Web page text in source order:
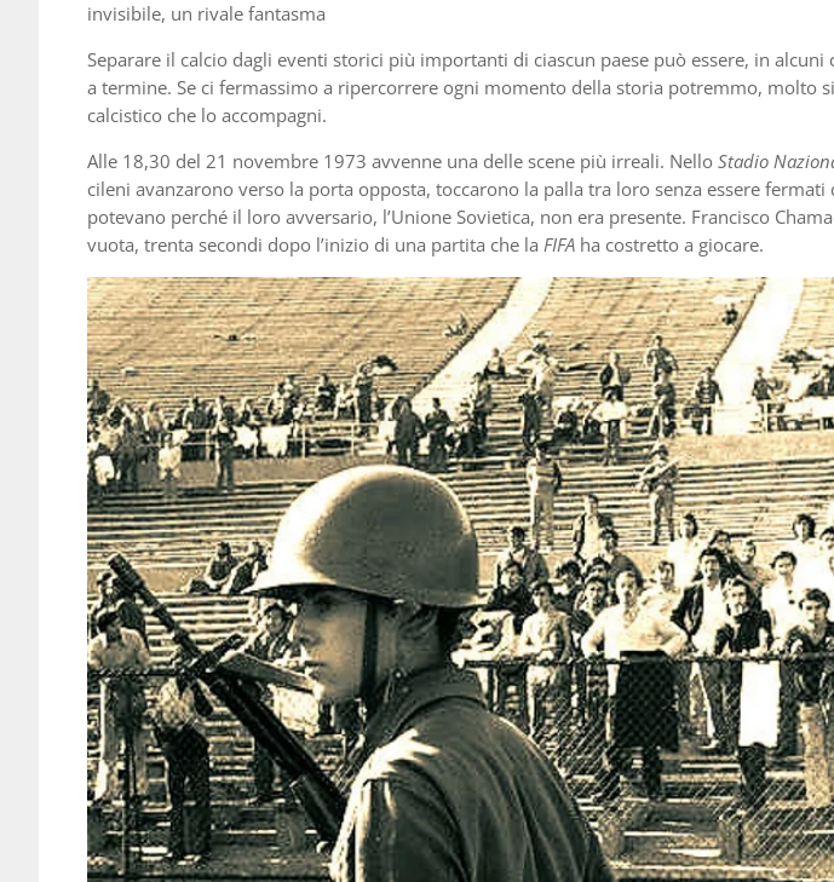
invisibile, un rivale fantasma
Separare il calcio dagli eventi storici più importanti di ciascun paese può essere, in
a termine. Se ci fermassimo a ripercorrere ogni momento della storia potremmo, molto
calcistico che lo accompagni.
Alle 18,30 del 21 novembre 1973 avvenne una delle scene più irreali. Nello Stadio
cileni avanzarono verso la porta opposta, toccarono la palla tra loro senza essere fermati
potevano perché il loro avversario, l’Unione Sovietica, non era presente. Francisco
vuota, trenta secondi dopo l’inizio di una partita che la FIFA ha costretto a giocare.